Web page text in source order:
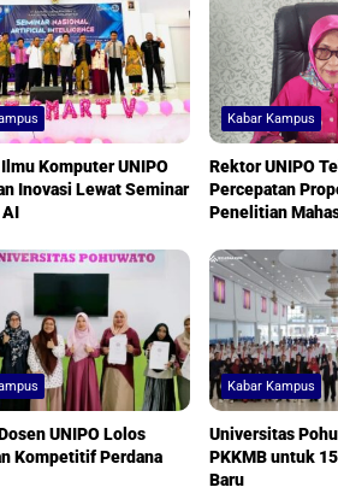
Komputer UNIPO
Inovasi Lewat Seminar
AI
Kabar Kampus
Rektor UNIPO
Percepatan
Penelitian
UNIPO Lolos
Kompetitif Perdana
Kabar Kampus
Universitas
PKKMB untuk
Baru